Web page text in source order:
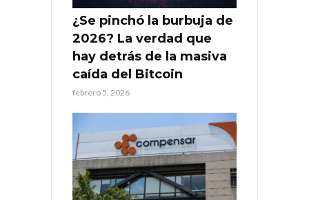
¿Se pinchó la burbuja de
2026? La verdad que
hay detrás de la masiva
caída del Bitcoin
febrero 5, 2026